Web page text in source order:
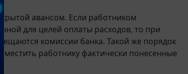
авансом. Если работником
для целей оплаты расходов, то при
комиссии банка. Такой же порядок
работнику фактически понесенные